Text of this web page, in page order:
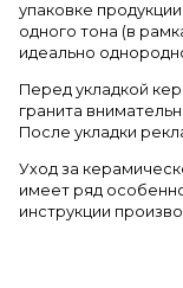
упаковке
одного тона (в
идеально
Перед укладкой
гранита
После укладки
Уход за
имеет ряд
инструкции